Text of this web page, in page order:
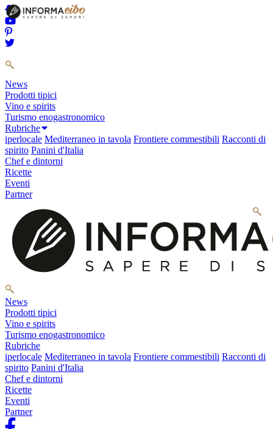
News
Prodotti tipici
Vino e spirits
Turismo enogastronomico
Rubriche
iperlocale Mediterraneo in tavola Frontiere commestibili Racconti di
spirito Panini d'Italia
Chef e dintorni
Ricette
Eventi
Partner
News
Prodotti tipici
Vino e spirits
Turismo enogastronomico
Rubriche
iperlocale Mediterraneo in tavola Frontiere commestibili Racconti di
spirito Panini d'Italia
Chef e dintorni
Ricette
Eventi
Partner